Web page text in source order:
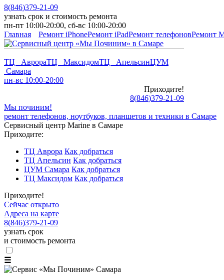
8(846)379-21-09
узнать срок и стоимость ремонта
пн-пт 10:00-20:00, сб-вс 10:00-20:00
Главная
Ремонт iPhoneРемонт iPadРемонт телефоновРемонт
ТЦ АврораТЦ МаксидомТЦ АпельсинЦУМ
Самара
пн-вс 10:00-20:00
Приходите!
8(846)379-21-09
Мы починим!
ремонт телефонов, ноутбуков, планшетов и техники в Самаре
Сервисный центр Marine в Самаре
Приходите:
ТЦ Аврора Как добраться
ТЦ Апельсин Как добраться
ЦУМ Самара Как добраться
ТЦ Максидом Как добраться
Приходите!
Сейчас открыто
Адреса на карте
8(846)379-21-09
узнать срок
и стоимость ремонта
☰